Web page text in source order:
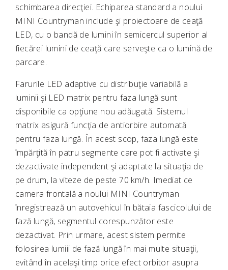
schimbarea direcţiei. Echiparea standard a noului
MINI Countryman include şi proiectoare de ceaţă
LED, cu o bandă de lumini în semicercul superior al
fiecărei lumini de ceaţă care serveşte ca o lumină de
parcare.
Farurile LED adaptive cu distribuţie variabilă a
luminii şi LED matrix pentru faza lungă sunt
disponibile ca opţiune nou adăugată. Sistemul
matrix asigură funcţia de antiorbire automată
pentru faza lungă. În acest scop, faza lungă este
împărţită în patru segmente care pot fi activate şi
dezactivate independent şi adaptate la situaţia de
pe drum, la viteze de peste 70 km/h. Imediat ce
camera frontală a noului MINI Countryman
înregistrează un autovehicul în bătaia fascicolului de
fază lungă, segmentul corespunzător este
dezactivat. Prin urmare, acest sistem permite
folosirea lumiii de fază lungă în mai multe situaţii,
evitând în acelaşi timp orice efect orbitor asupra